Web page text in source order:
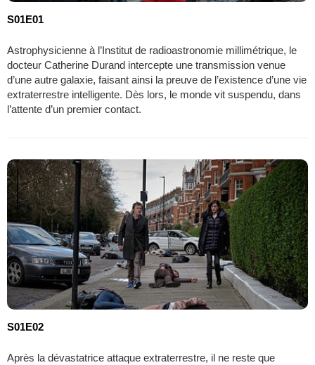
S01E01
Astrophysicienne à l’Institut de radioastronomie millimétrique, le
docteur Catherine Durand intercepte une transmission venue
d’une autre galaxie, faisant ainsi la preuve de l’existence d’une vie
extraterrestre intelligente. Dès lors, le monde vit suspendu, dans
l’attente d’un premier contact.
S01E02
Après la dévastatrice attaque extraterrestre, il ne reste que